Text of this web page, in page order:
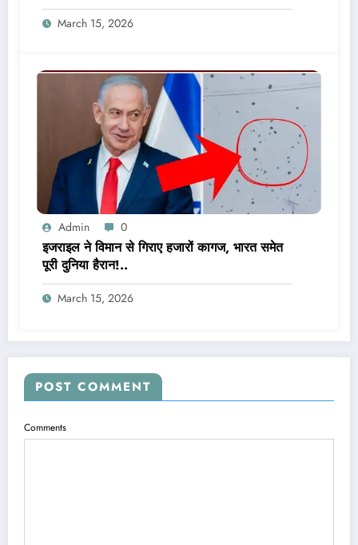
March 15, 2026
Admin 0
इजराइल ने विमान से गिराए हजारों कागज, भारत समेत
पूरी दुनिया हैरान!..
March 15, 2026
POST COMMENT
Comments